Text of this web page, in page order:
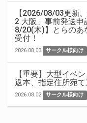
【2026/08/03更新
2 大阪」事前発送申
8/20(木)】とらのあ
受付！
2026.08.03 サークル様向け
【重要】大型イベ
返本、指定住所宛
2026.08.02 サークル様向け